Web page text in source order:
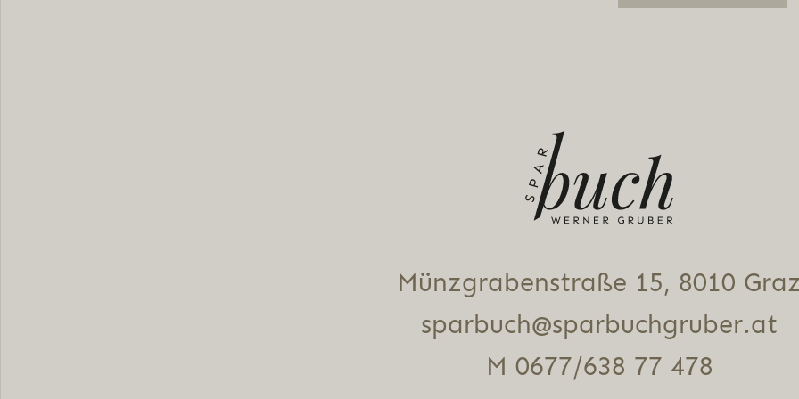
Münz­gra­ben­stra­ße 15, 8010
sparbuch@sparbuchgruber.at
M 0677/638 77 478